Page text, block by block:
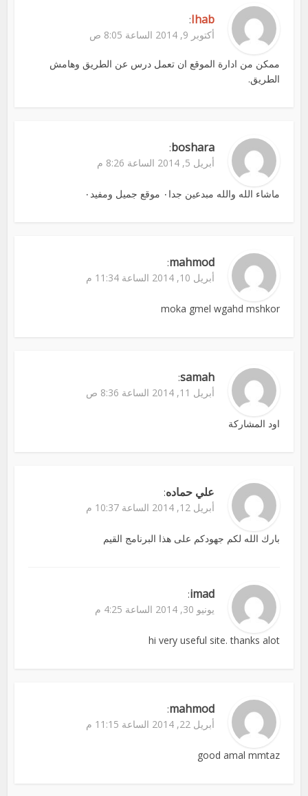
Ihab
:
أكتوبر 9, 2014 الساعة 8:05 ص
ممكن من ادارة الموقع ان تعمل درس عن الطريق وهامش
الطريق.
boshara
:
أبريل 5, 2014 الساعة 8:26 م
ماشاء الله والله مبدعين جدا٠ موقع جميل ومفيد٠
mahmod
:
أبريل 10, 2014 الساعة 11:34 م
moka gmel wgahd mshkor
samah
:
أبريل 11, 2014 الساعة 8:36 ص
اود المشاركة
علي حماده:
أبريل 12, 2014 الساعة 10:37 م
بارك الله لكم جهودكم على هذا البرنامج القيم
imad
:
يونيو 30, 2014 الساعة 4:25 م
hi very useful site. thanks alot
mahmod
:
أبريل 22, 2014 الساعة 11:15 م
good amal mmtaz